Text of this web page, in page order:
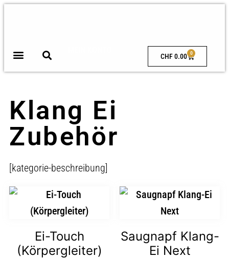
CHF0.00 0
Klang Ei
Zubehör
[kategorie-beschreibung]
Ei-Touch
(Körpergleiter)
Saugnapf Klang-
Ei Next